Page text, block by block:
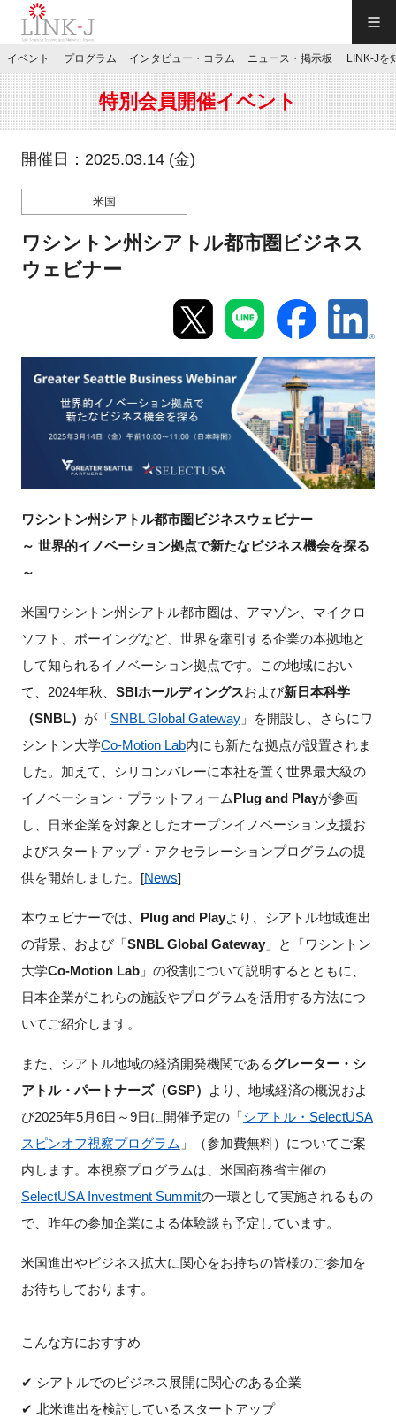
JP／EN
特別会員専用メニュー
施設ご予約
マイページ
新規登録
イベント
プログラム
インタビュー・コラム
ニュース・掲示板
LINK-Jを知る
特別会員
FAQ
イベントお知らせメール登録
閉じる
イベント プログラム インタビュー・コラム ニュース・掲示板 LINK-Jを
特別会員開催イベント
開催日：2025.03.14 (金)
米国
ワシントン州シアトル都市圏ビジネス
ウェビナー
ワシントン州シアトル都市圏ビジネスウェビナー
～ 世界的イノベーション拠点で新たなビジネス機会を探る
～
米国ワシントン州シアトル都市圏は、アマゾン、マイクロ
ソフト、ボーイングなど、世界を牽引する企業の本拠地と
して知られるイノベーション拠点です。この地域におい
て、2024年秋、 SBIホールディングスおよび新日本科学
（SNBL） が「SNBL Global Gateway」を開設し、さらにワ
シントン大学Co-Motion Lab内にも新たな拠点が設置されま
した。加えて、シリコンバレーに本社を置く世界最大級の
イノベーション・プラットフォームPlug and Playが参画
し、日米企業を対象としたオープンイノベーション支援お
よびスタートアップ・アクセラレーションプログラムの提
供を開始しました。[News]
本ウェビナーでは、 Plug and Playより、シアトル地域進出
の背景、および「SNBL Global Gateway」と「ワシントン
大学Co-Motion Lab」の役割について説明するとともに、
日本企業がこれらの施設やプログラムを活用する方法につ
いてご紹介します。
また、シアトル地域の経済開発機関であるグレーター・シ
アトル・パートナーズ（GSP）
より、地域経済の概況およ
び2025年5月6日～9日に開催予定の「シアトル・SelectUSA
スピンオフ視察プログラム 」（参加費無料）についてご案
内します。本視察プログラムは、米国商務省主催の
SelectUSA Investment Summitの一環として実施されるもの
で、昨年の参加企業による体験談も予定しています。
米国進出やビジネス拡大に関心をお持ちの皆様のご参加を
お待ちしております。
こんな方におすすめ
✔ シアトルでのビジネス展開に関心のある企業
✔ 北米進出を検討しているスタートアップ